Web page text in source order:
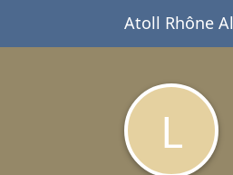
Atoll Rhône
L